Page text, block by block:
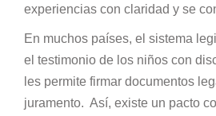
experiencias con claridad y se
En muchos países, el sistema
el testimonio de los niños con
les permite firmar documentos
juramento. Así, existe un pacto